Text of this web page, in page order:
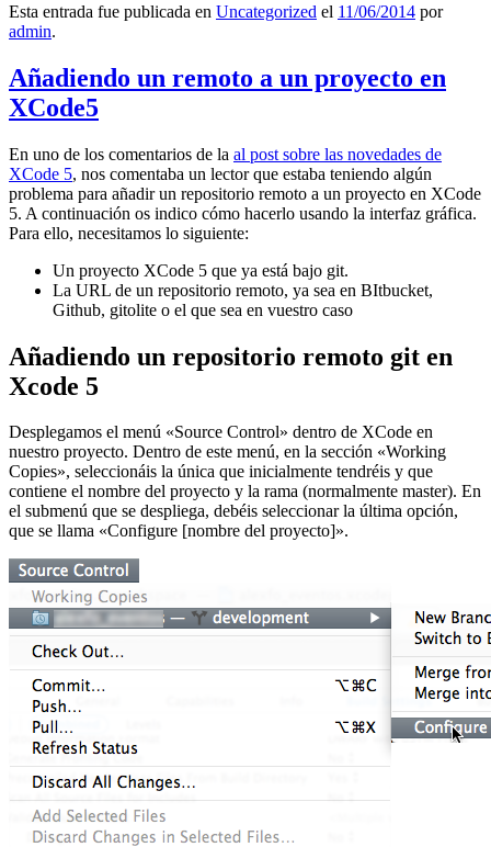
Esta entrada fue publicada en Uncategorized el 11/06/2014 por
admin.
Añadiendo un remoto a un proyecto en
XCode5
En uno de los comentarios de la al post sobre las novedades de
XCode 5, nos comentaba un lector que estaba teniendo algún
problema para añadir un repositorio remoto a un proyecto en XCode
5. A continuación os indico cómo hacerlo usando la interfaz gráfica.
Para ello, necesitamos lo siguiente:
Un proyecto XCode 5 que ya está bajo git.
La URL de un repositorio remoto, ya sea en BItbucket,
Github, gitolite o el que sea en vuestro caso
Añadiendo un repositorio remoto git en
Xcode 5
Desplegamos el menú «Source Control» dentro de XCode en
nuestro proyecto. Dentro de este menú, en la sección «Working
Copies», seleccionáis la única que inicialmente tendréis y que
contiene el nombre del proyecto y la rama (normalmente master). En
el submenú que se despliega, debéis seleccionar la última opción,
que se llama «Configure [nombre del proyecto]».